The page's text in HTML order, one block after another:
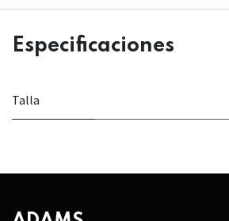
Especificaciones
Talla